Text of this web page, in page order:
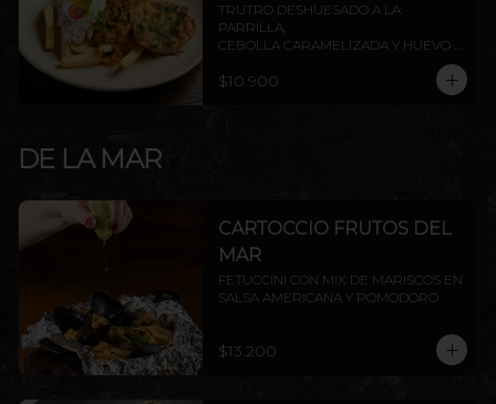
TRUTRO DESHUESADO A LA
PARRILLA,
CEBOLLA CARAMELIZADA Y HUEVO
$10.900
DE LA MAR
CARTOCCIO FRUTOS DEL
MAR
FETUCCINI CON MIX DE MARISCOS EN
SALSA AMERICANA Y POMODORO
$13.200